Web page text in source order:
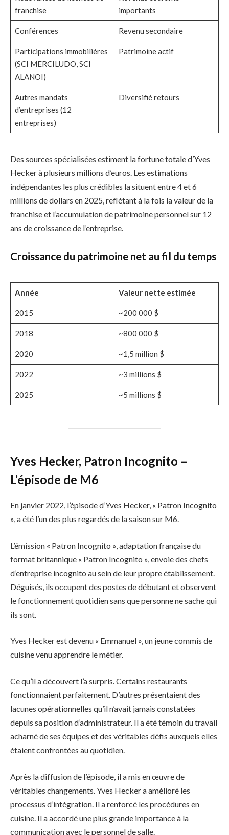
franchise
importants
Conférences Revenu secondaire
Participations immobilières
(SCI MERCILUDO, SCI
ALANOI)
Patrimoine actif
Autres mandats
d’entreprises (12
entreprises)
Diversifié retours
Des sources spécialisées estiment la fortune totale d’Yves
Hecker à plusieurs millions d’euros. Les estimations
indépendantes les plus crédibles la situent entre 4 et 6
millions de dollars en 2025, reflétant à la fois la valeur de la
franchise et l’accumulation de patrimoine personnel sur 12
ans de croissance de l’entreprise.
Croissance du patrimoine net au fil du temps
Année Valeur nette estimée
2015 ~200 000 $
2018 ~800 000 $
2020 ~1,5 million $
2022 ~3 millions $
2025 ~5 millions $
Yves Hecker, Patron Incognito –
L’épisode de M6
En janvier 2022, l’épisode d’Yves Hecker, « Patron Incognito
», a été l’un des plus regardés de la saison sur M6.
L’émission « Patron Incognito », adaptation française du
format britannique « Patron Incognito », envoie des chefs
d’entreprise incognito au sein de leur propre établissement.
Déguisés, ils occupent des postes de débutant et observent
le fonctionnement quotidien sans que personne ne sache qui
ils sont.
Yves Hecker est devenu « Emmanuel », un jeune commis de
cuisine venu apprendre le métier.
Ce qu’il a découvert l’a surpris. Certains restaurants
fonctionnaient parfaitement. D’autres présentaient des
lacunes opérationnelles qu’il n’avait jamais constatées
depuis sa position d’administrateur. Il a été témoin du travail
acharné de ses équipes et des véritables défis auxquels elles
étaient confrontées au quotidien.
Après la diffusion de l’épisode, il a mis en œuvre de
véritables changements. Yves Hecker a amélioré les
processus d’intégration. Il a renforcé les procédures en
cuisine. Il a accordé une plus grande importance à la
communication avec le personnel de salle.